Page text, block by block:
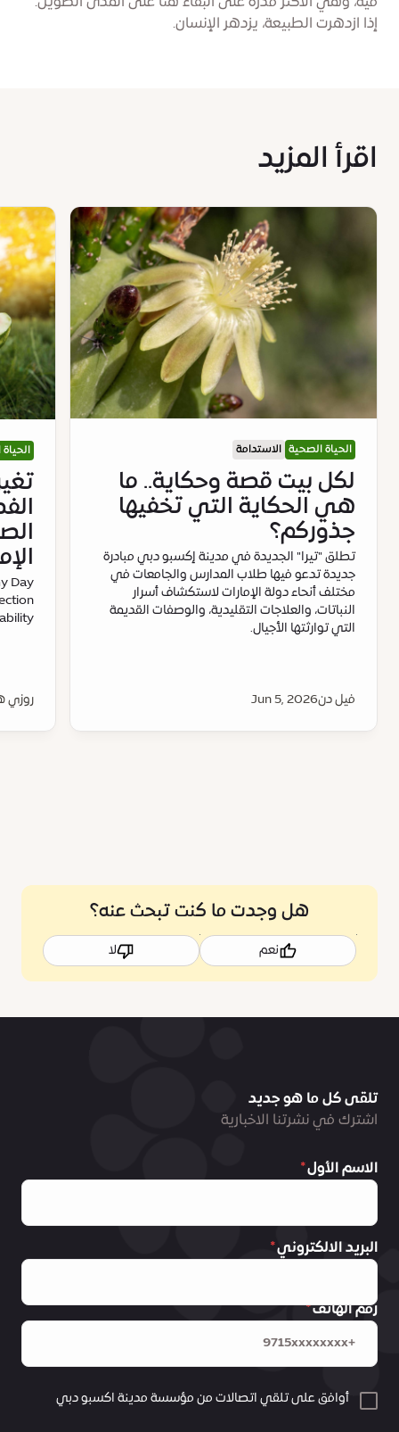
إذا ازدهرت الطبيعة، يزدهر الإنسان.
اقرأ المزيد
الحياة الصحية الاستدامة
لكل بيت قصة وحكاية.. ما
هي الحكاية التي تخفيها
جذوركم؟
تطلق "تيرا" الجديدة في مدينة إكسبو دبي مبادرة
جديدة تدعو فيها طلاب المدارس والجامعات في
مختلف أنحاء دولة الإمارات لاستكشاف أسرار
النباتات، والعلاجات التقليدية، والوصفات القديمة
التي توارثتها الأجيال.
فيل دنJun 5, 2026
Day
روزي
هل وجدت ما كنت تبحث عنه؟
نعم لا
تلقى كل ما هو جديد
اشترك في نشرتنا الاخبارية
الاسم الأول
البريد الالكتروني
رقم الهاتف
أوافق على تلقي اتصالات من مؤسسة مدينة اكسبو دبي